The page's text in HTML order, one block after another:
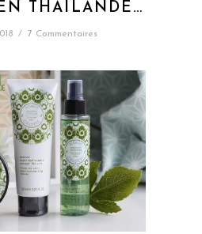
THAÏLANDE…
/ 7 Commentaires